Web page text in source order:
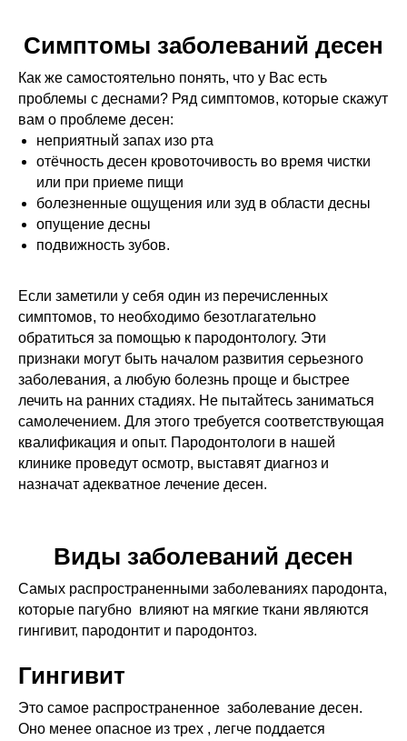
Симптомы заболеваний десен
Как же самостоятельно понять, что у Вас есть
проблемы с деснами? Ряд симптомов, которые скажут
вам о проблеме десен:
неприятный запах изо рта
отёчность десен кровоточивость во время чистки
или при приеме пищи
болезненные ощущения или зуд в области десны
опущение десны
подвижность зубов.
Если заметили у себя один из перечисленных
симптомов, то необходимо безотлагательно
обратиться за помощью к пародонтологу. Эти
признаки могут быть началом развития серьезного
заболевания, а любую болезнь проще и быстрее
лечить на ранних стадиях. Не пытайтесь заниматься
самолечением. Для этого требуется соответствующая
квалификация и опыт. Пародонтологи в нашей
клинике проведут осмотр, выставят диагноз и
назначат адекватное лечение десен.
Виды заболеваний десен
Самых распространенными заболеваниях пародонта,
которые пагубно влияют на мягкие ткани являются
гингивит, пародонтит и пародонтоз.
Гингивит
Это самое распространенное заболевание десен.
Оно менее опасное из трех , легче поддается